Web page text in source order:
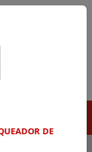
VOLTADA
DE